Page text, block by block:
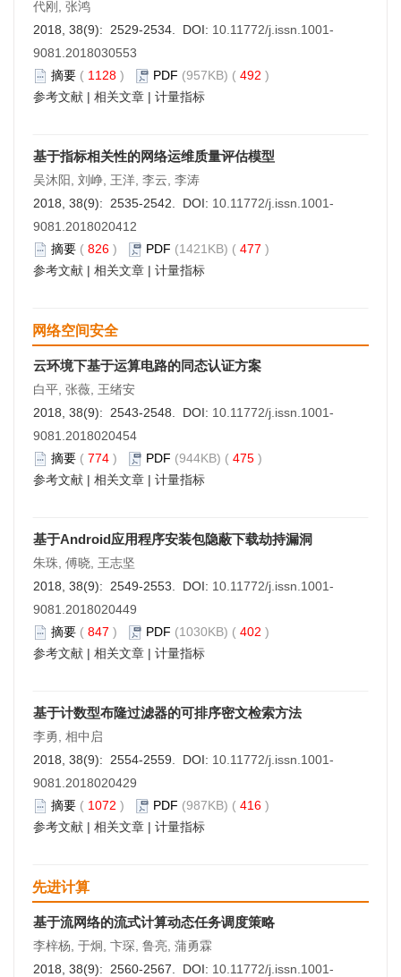
代刚, 张鸿
2018, 38(9): 2529-2534. DOI: 10.11772/j.issn.1001-
9081.2018030553
摘要 ( 1128 ) PDF (957KB) ( 492 )
参考文献 | 相关文章 | 计量指标
基于指标相关性的网络运维质量评估模型
吴沐阳, 刘峥, 王洋, 李云, 李涛
2018, 38(9): 2535-2542. DOI: 10.11772/j.issn.1001-
9081.2018020412
摘要 ( 826 ) PDF (1421KB) ( 477 )
参考文献 | 相关文章 | 计量指标
网络空间安全
云环境下基于运算电路的同态认证方案
白平, 张薇, 王绪安
2018, 38(9): 2543-2548. DOI: 10.11772/j.issn.1001-
9081.2018020454
摘要 ( 774 ) PDF (944KB) ( 475 )
参考文献 | 相关文章 | 计量指标
基于Android应用程序安装包隐蔽下载劫持漏洞
朱珠, 傅晓, 王志坚
2018, 38(9): 2549-2553. DOI: 10.11772/j.issn.1001-
9081.2018020449
摘要 ( 847 ) PDF (1030KB) ( 402 )
参考文献 | 相关文章 | 计量指标
基于计数型布隆过滤器的可排序密文检索方法
李勇, 相中启
2018, 38(9): 2554-2559. DOI: 10.11772/j.issn.1001-
9081.2018020429
摘要 ( 1072 ) PDF (987KB) ( 416 )
参考文献 | 相关文章 | 计量指标
先进计算
基于流网络的流式计算动态任务调度策略
李梓杨, 于炯, 卞琛, 鲁亮, 蒲勇霖
2018, 38(9): 2560-2567. DOI: 10.11772/j.issn.1001-